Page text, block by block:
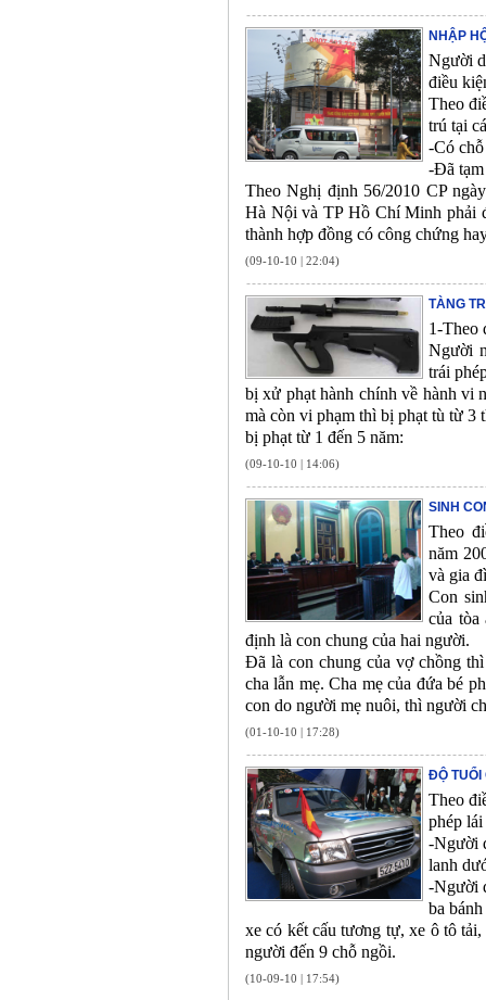
NHẬP
Người
điều
Theo
trú tại
-Có
-Đã tạm
Theo Nghị định 56/2010 CP
Hà Nội và TP Hồ Chí Minh phải
thành hợp đồng có công chứng
(09-10-10 | 22:04)
TÀNG
1-Theo
Người
trái
bị xử phạt hành chính về hành vi
mà còn vi phạm thì bị phạt tù từ 3
bị phạt từ 1 đến 5 năm:
(09-10-10 | 14:06)
SINH
Theo
năm
và gia
Con
của
định là con chung của hai người.
Đã là con chung của vợ chồng
cha lẫn mẹ. Cha mẹ của đứa bé
con do người mẹ nuôi, thì người
(01-10-10 | 17:28)
ĐỘ TUỔI
Theo
phép
-Người
lanh
-Người
ba
xe có kết cấu tương tự, xe ô tô
người đến 9 chỗ ngồi.
(10-09-10 | 17:54)